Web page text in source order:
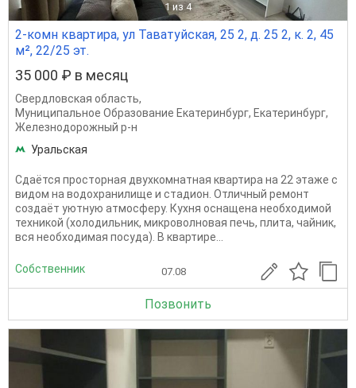
1 из 4
2-комн квартира, ул Таватуйская, 25 2, д. 25 2, к. 2, 45
м², 22/25 эт.
35 000 ₽ в месяц
Свердловская область,
Муниципальное Образование Екатеринбург, Екатеринбург,
Железнодорожный р-н
Уральская
Сдаётся просторная двухкомнатная квартира на 22 этаже с
видом на водохранилище и стадион. Отличный ремонт
создаёт уютную атмосферу. Кухня оснащена необходимой
техникой (холодильник, микроволновая печь, плита, чайник,
вся необходимая посуда). В квартире...
Собственник 07.08
Позвонить